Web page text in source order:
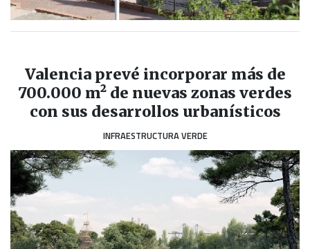
Valencia prevé incorporar más de
700.000 m² de nuevas zonas verdes
con sus desarrollos urbanísticos
INFRAESTRUCTURA VERDE